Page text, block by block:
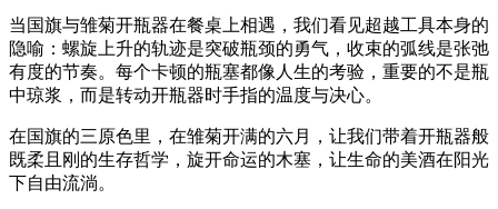
当国旗与雏菊开瓶器在餐桌上相遇，我们看见超越工具本身的
隐喻：螺旋上升的轨迹是突破瓶颈的勇气，收束的弧线是张弛
有度的节奏。每个卡顿的瓶塞都像人生的考验，重要的不是瓶
中琼浆，而是转动开瓶器时手指的温度与决心。
在国旗的三原色里，在雏菊开满的六月，让我们带着开瓶器般
既柔且刚的生存哲学，旋开命运的木塞，让生命的美酒在阳光
下自由流淌。